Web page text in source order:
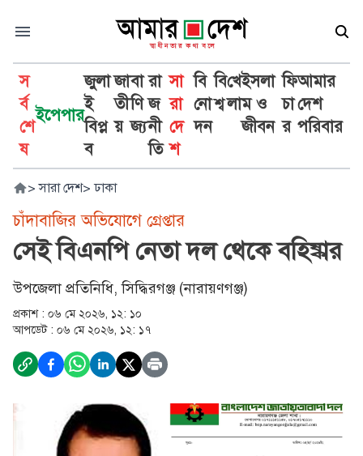
স
র্ব
শে
ষ
ইপেপার
জুলা
ই
বিপ্ল
ব
জা
তী
য়
বা
ণি
জ্য
রা
জ
নী
তি
সা
রা
দে
শ
বি
নো
দন
বি
শ্ব
খে
লা
ইসলা
ম ও
জীবন
ফি
চা
র
আমার
দেশ
পরিবার
> সারা দেশ> ঢাকা
চাঁদাবাজির অভিযোগে গ্রেপ্তার
সেই বিএনপি নেতা দল থেকে বহিষ্কার
উপজেলা প্রতিনিধি, সিদ্ধিরগঞ্জ (নারায়ণগঞ্জ)
প্রকাশ : ০৬ মে ২০২৬, ১২: ১০
আপডেট : ০৬ মে ২০২৬, ১২: ১৭